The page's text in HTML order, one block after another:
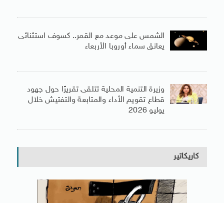
الشمس على موعد مع القمر.. كسوف استثنائى
يعانق سماء أوروبا الأربعاء
وزيرة التنمية المحلية تتلقى تقريرًا حول جهود
قطاع تقويم الأداء والمتابعة والتفتيش خلال
يوليو 2026
كاريكاتير